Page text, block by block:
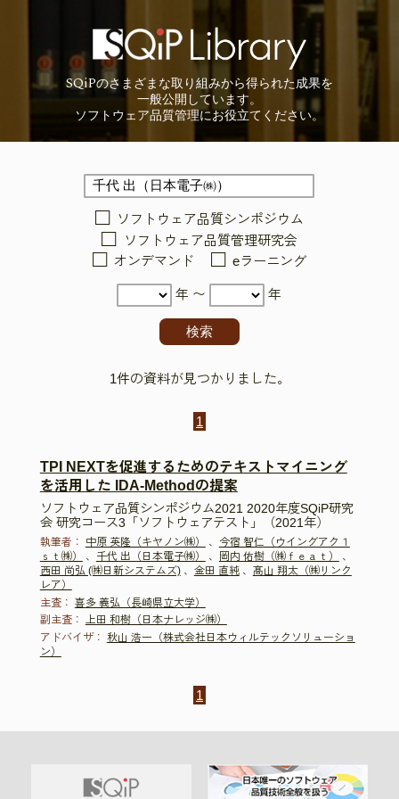
SQiPのさまざまな取り組みから得られた成果を
一般公開しています。
ソフトウェア品質管理にお役立てください。
ソフトウェア品質シンポジウム
ソフトウェア品質管理研究会
オンデマンド
eラーニング
年 〜 年
1件の資料が見つかりました。
1
TPI NEXTを促進するためのテキストマイニング
を活用した IDA-Methodの提案
ソフトウェア品質シンポジウム2021 2020年度SQiP研究
会 研究コース3「ソフトウェアテスト」（2021年）
執筆者： 中原 英隆（キヤノン㈱） 、 今宿 智仁（ウイングアク１
ｓｔ㈱）
、 千代 出（日本電子㈱） 、 岡内 佑樹（㈱ｆｅａｔ）
、
西田 尚弘 (㈱日新システムズ)、 金田 直純、 髙山 翔太（㈱リンク
レア）
主査： 喜多 義弘（長崎県立大学）
副主査： 上田 和樹（日本ナレッジ㈱）
アドバイザ： 秋山 浩一（株式会社日本ウィルテックソリューショ
ン）
1